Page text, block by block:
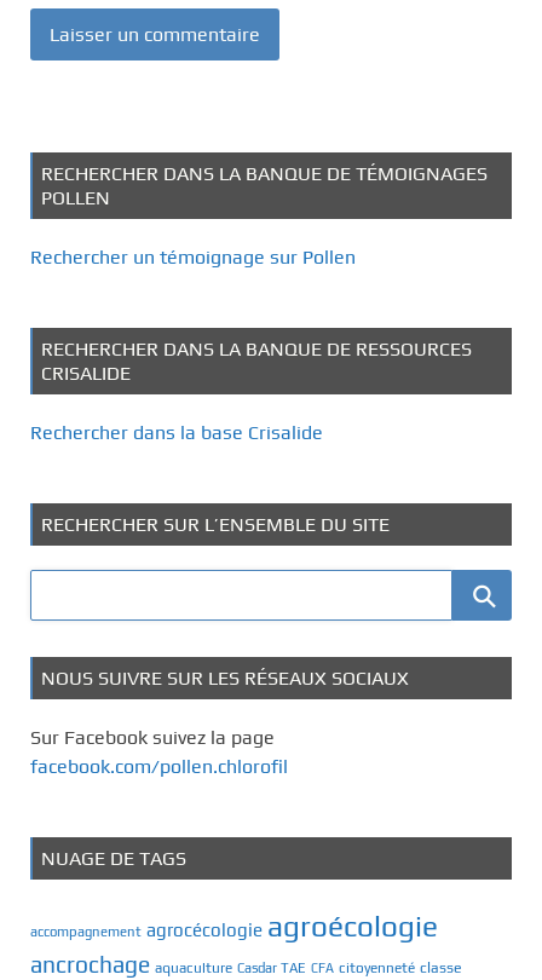
RECHERCHER DANS LA BANQUE DE TÉMOIGNAGES
POLLEN
Rechercher un témoignage sur Pollen
RECHERCHER DANS LA BANQUE DE RESSOURCES
CRISALIDE
Rechercher dans la base Crisalide
RECHERCHER SUR L’ENSEMBLE DU SITE
NOUS SUIVRE SUR LES RÉSEAUX SOCIAUX
Sur Facebook suivez la page
facebook.com/pollen.chlorofil
NUAGE DE TAGS
accompagnement agrocécologie agroécologie
ancrochage aquaculture Casdar TAE CFA citoyenneté classe